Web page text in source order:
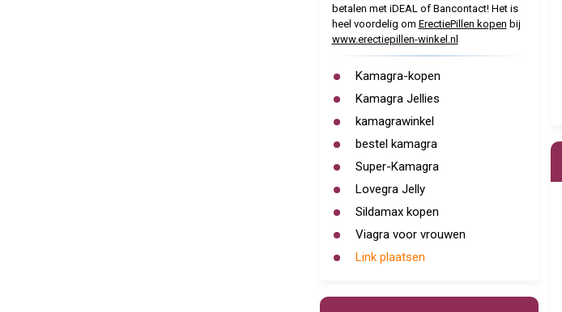
betalen met iDEAL of Bancontact! Het is
heel voordelig om ErectiePillen kopen bij
www.erectiepillen-winkel.nl
Kamagra-kopen
Kamagra Jellies
kamagrawinkel
bestel kamagra
Super-Kamagra
Lovegra Jelly
Sildamax kopen
Viagra voor vrouwen
Link plaatsen